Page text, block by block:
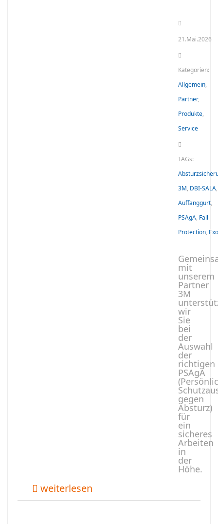
21.Mai.2026
Kategorien:
Allgemein,
Partner,
Produkte,
Service
TAGs:
3M, DBI-SALA,
Auffanggurt,
PSAgA, Fall
Protection,
mit
unserem
Partner
3M
wir
Sie
bei
der
Auswahl
der
richtigen
PSAgA
gegen
Absturz)
für
ein
sicheres
Arbeiten
in
der
Höhe.
weiterlesen